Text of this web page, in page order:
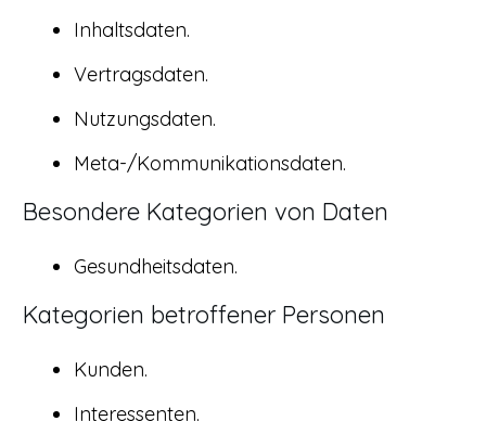
Inhaltsdaten.
Vertragsdaten.
Nutzungsdaten.
Meta-/Kommunikationsdaten.
Besondere Kategorien von Daten
Gesundheitsdaten.
Kategorien betroffener Personen
Kunden.
Interessenten.